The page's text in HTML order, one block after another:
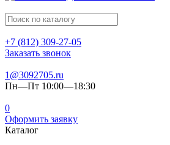
+7 (812) 309-27-05
Заказать звонок
1@3092705.ru
Пн—Пт 10:00—18:30
0
Оформить заявку
Каталог